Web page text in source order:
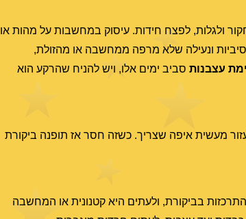
ולגלות, לפצח חידות. עיסוק במחשבות על מהות או
ונעילה שלא מרפה ממחשבה או מהזולת,
עצבנות סביב ימים אלו, ויש להניח שהרקע הוא
מעשית איפה שצריך. כשזה חסר אז תופנה ביקורת
בביקורת, ולעתים היא קטנונית או המחשבה